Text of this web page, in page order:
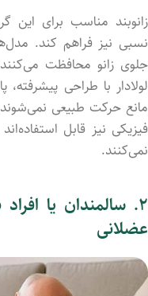
زانوبند مناسب برای این
نسبی نیز فراهم کند.
جلوی زانو محافظت
لولادار با طراحی
مانع حرکت طبیعی نمی‌شوند.
فیزیکی نیز قابل
نمی‌کنند.
۲. سالمندان یا
عضلانی